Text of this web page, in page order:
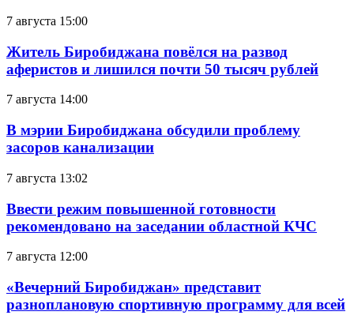
7 августа 15:00
Житель Биробиджана повёлся на развод
аферистов и лишился почти 50 тысяч рублей
7 августа 14:00
В мэрии Биробиджана обсудили проблему
засоров канализации
7 августа 13:02
Ввести режим повышенной готовности
рекомендовано на заседании областной КЧС
7 августа 12:00
«Вечерний Биробиджан» представит
разноплановую спортивную программу для всей